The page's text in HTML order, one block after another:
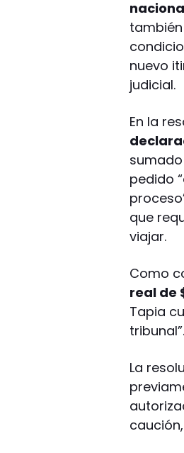
nuevo
judicial.
En la
pedido
que
viajar.
Como
real de
Tapia
tribunal”.
La